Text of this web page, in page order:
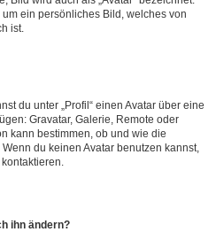
ein persönliches Bild, welches von
ist.
du unter „Profil“ einen Avatar über eine
Gravatar, Galerie, Remote oder
kann bestimmen, ob und wie die
du keinen Avatar benutzen kannst,
ihn ändern?